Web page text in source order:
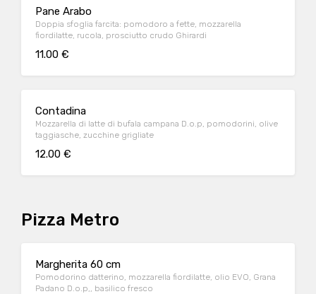
Pane Arabo
Doppia sfoglia farcita: pomodoro a fette, mozzarella
fiordilatte, rucola, prosciutto crudo Ghirardi
11.00 €
Contadina
Mozzarella di latte di bufala campana D.o.p, pomodorini, olive
taggiasche, zucchine grigliate
12.00 €
Pizza Metro
Margherita 60 cm
Pomodorino datterino, mozzarella fiordilatte, olio EVO, Grana
Padano D.o.p,, basilico fresco